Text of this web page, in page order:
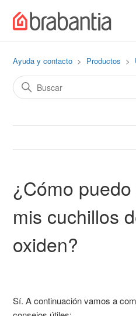
Ayuda y contacto Productos
¿Cómo
mis cuchillos
oxiden?
Sí. A continuación vamos a